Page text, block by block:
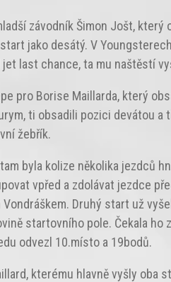
závodník Šimon Jošt,
jako desátý. V
last chance, ta mu naštěstí
pro Borise Maillarda, který
ti obsadili pozici devátou
žebřík.
byla kolize několika jezdců
vpřed a zdolávat jezdce
Druhý start už
startovního pole. Čekala
odvezl 10.místo a 19bodů.
kterému hlavně vyšly oba